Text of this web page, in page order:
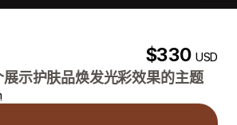
$330USD
展示护肤品焕发光彩效果的主题